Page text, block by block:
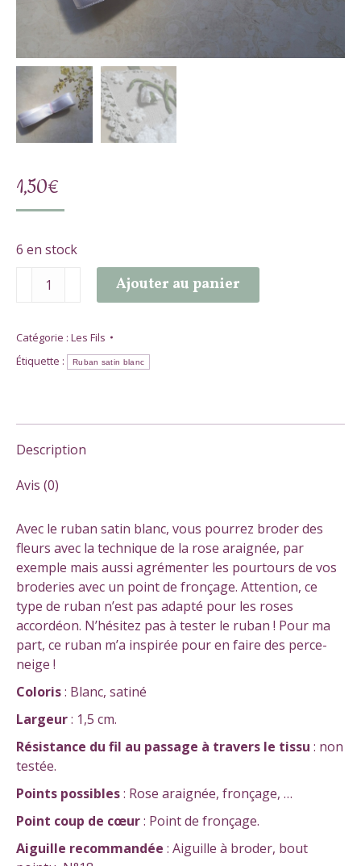
1,50€
6 en stock
quantité
satin
blanc
Ajouter au panier
Catégorie : Les Fils
Étiquette :
Ruban satin blanc
Description
Avis (0)
Avec le ruban satin blanc, vous pourrez broder des
fleurs avec la technique de la rose araignée, par
exemple mais aussi agrémenter les pourtours de vos
broderies avec un point de fronçage. Attention, ce
type de ruban n’est pas adapté pour les roses
accordéon. N’hésitez pas à tester le ruban ! Pour ma
part, ce ruban m’a inspirée pour en faire des perce-
neige !
Coloris: Blanc, satiné
Largeur: 1,5 cm.
Résistance du fil au passage à travers le tissu : non
testée.
Points possibles: Rose araignée, fronçage, …
Point coup de cœur: Point de fronçage.
Aiguille recommandée : Aiguille à broder, bout